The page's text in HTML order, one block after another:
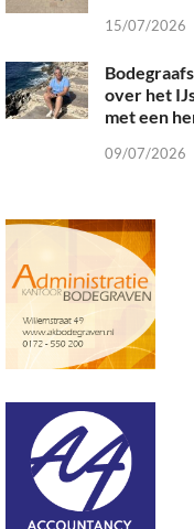
15/07/2026
over het
met een
09/07/2026